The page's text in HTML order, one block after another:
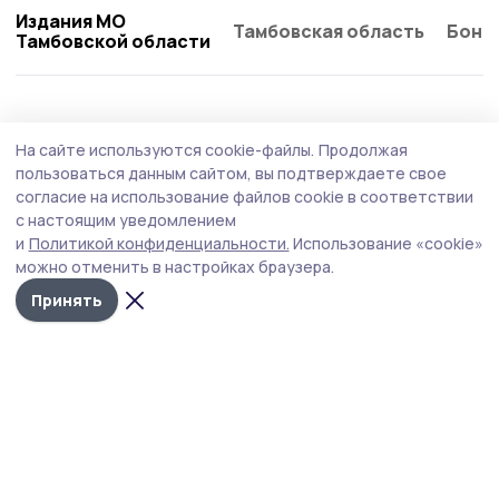
Издания МО
Тамбовской области
Тамбовская область
На сайте используются cookie-файлы. Продолжая
пользоваться данным сайтом, вы подтверждаете свое
согласие на использование файлов cookie в соответствии
с настоящим уведомлением
и Политикой конфиденциальности. Использование «cookie»
можно отменить в настройках браузера.
Принять